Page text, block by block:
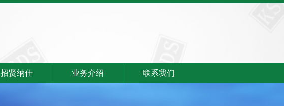
招贤纳仕 业务介绍 联系我们